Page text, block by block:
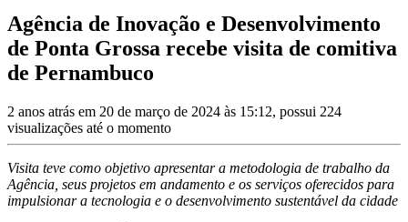
Agência de Inovação e Desenvolvimento
de Ponta Grossa recebe visita de comitiva
de Pernambuco
2 anos atrás em 20 de março de 2024 às 15:12, possui 224
visualizações até o momento
Visita teve como objetivo apresentar a metodologia de trabalho da
Agência, seus projetos em andamento e os serviços oferecidos para
impulsionar a tecnologia e o desenvolvimento sustentável da cidade